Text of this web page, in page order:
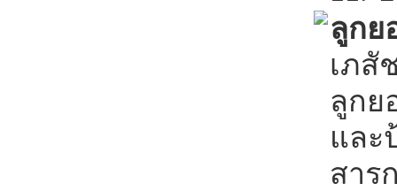
ลูกย
เภสั
ลูกย
และ
สาร